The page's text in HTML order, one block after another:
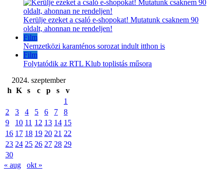
Kerülje ezeket a csaló e-shopokat! Mutatunk csaknem 90
oldalt, ahonnan ne rendeljen!
Film
Nemzetközi karanténos sorozat indult itthon is
Film
Folytatódik az RTL Klub toplistás műsora
2024. szeptember
h K s c p s
v
1
2
3 4 5 6 7
8
9
10 11 12 13 14 15
16 17 18 19 20 21 22
23 24 25 26 27 28 29
30
« aug
okt »